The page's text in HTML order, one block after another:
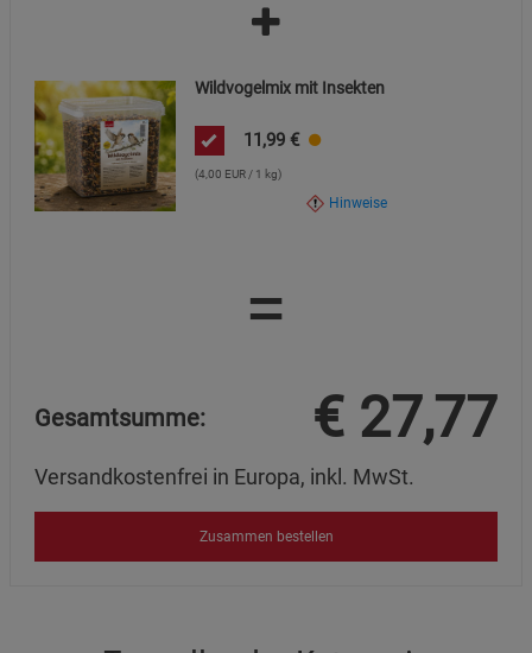
Wildvogelmix mit Insekten
11,99 €
(4,00 EUR / 1 kg)
Hinweise
=
Gesamtsumme: € 27,77
Versandkostenfrei in Europa, inkl. MwSt.
Zusammen bestellen